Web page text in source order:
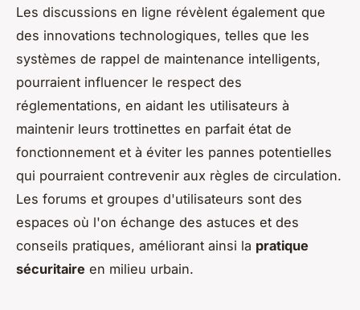
Les discussions en ligne révèlent également que
des innovations technologiques, telles que les
systèmes de rappel de maintenance intelligents,
pourraient influencer le respect des
réglementations, en aidant les utilisateurs à
maintenir leurs trottinettes en parfait état de
fonctionnement et à éviter les pannes potentielles
qui pourraient contrevenir aux règles de circulation.
Les forums et groupes d'utilisateurs sont des
espaces où l'on échange des astuces et des
conseils pratiques, améliorant ainsi la pratique
sécuritaire en milieu urbain.